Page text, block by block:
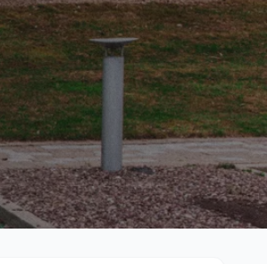
Retour à la liste des métiers
Confidentialité - Service proposé par ViteUnDevis.com-